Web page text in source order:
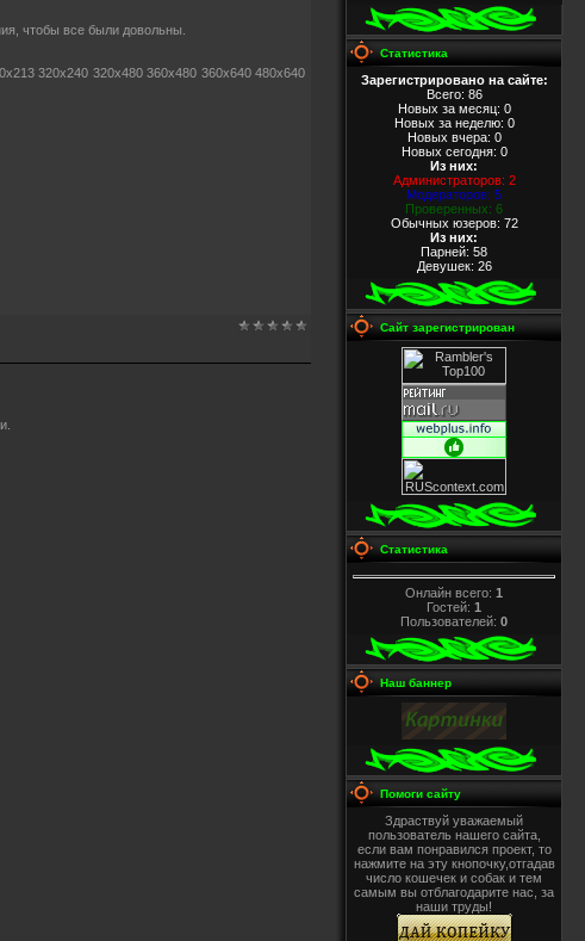
чтобы все были довольны.
320x240 320x480 360x480 360x640 480x640
Статистика
Зарегистрировано на сайте:
Всего: 86
Новых за месяц: 0
Новых за неделю: 0
Новых вчера: 0
Новых сегодня: 0
Из них:
Администраторов: 2
Модераторов: 5
Проверенных: 6
Обычных юзеров: 72
Из них:
Парней: 58
Девушек: 26
Сайт зарегистрирован
Статистика
Онлайн всего: 1
Гостей: 1
Пользователей: 0
Наш баннер
Помоги сайту
Здраствуй уважаемый
пользователь нашего сайта,
если вам понравился проект, то
нажмите на эту кнопочку,отгадав
число кошечек и собак и тем
самым вы отблагодарите нас, за
наши труды!